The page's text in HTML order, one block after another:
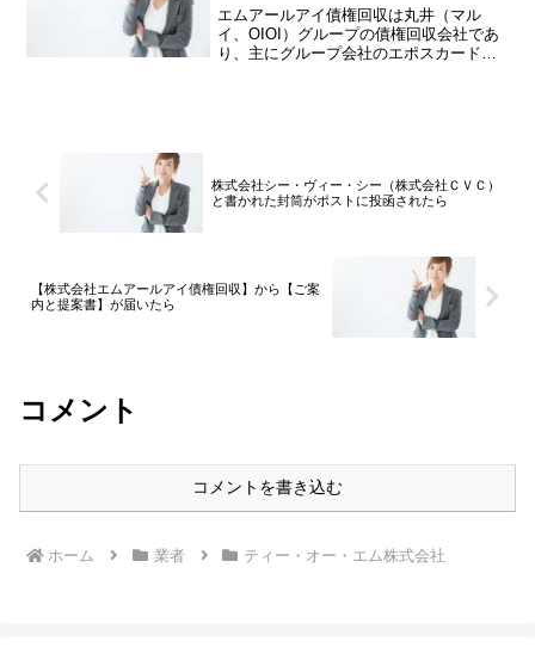
エムアールアイ債権回収は丸井（マル
イ、OIOI）グループの債権回収会社であ
り、主にグループ会社のエポスカードや
株式会社シー・ヴィー・シー（株式会社ＣＶＣ）
と書かれた封筒がポストに投函されたら
【株式会社エムアールアイ債権回収】から【ご案
内と提案書】が届いたら
コメント
コメントを書き込む
ホーム 業者 ティー・オー・エム株式会社